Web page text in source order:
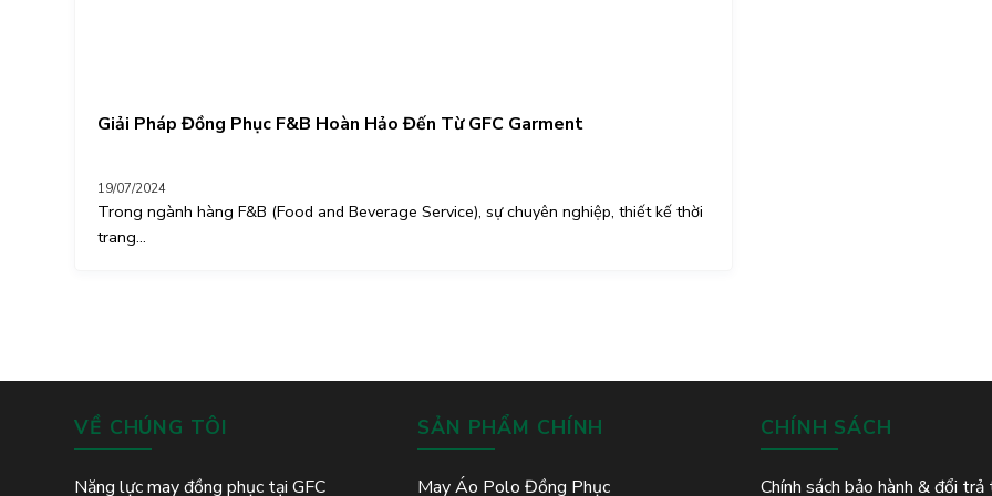
Giải Pháp Đồng Phục F&B Hoàn Hảo Đến Từ GFC Garment
19/07/2024
Trong ngành hàng F&B (Food and Beverage Service), sự chuyên nghiệp, thiết kế thời
trang...
VỀ CHÚNG TÔI
Năng lực may đồng phục tại GFC
SẢN PHẨM CHÍNH
May Áo Polo Đồng Phục
CHÍNH SÁCH
Chính sách bảo hành & đổi trả